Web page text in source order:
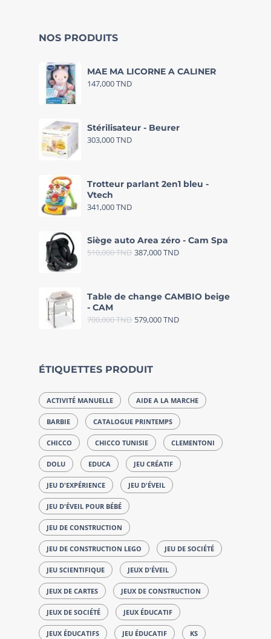
NOS PRODUITS
MAE MA LICORNE A CALINER
147,000TND
Stérilisateur - Beurer
303,000TND
Trotteur parlant 2en1 bleu -
Vtech
341,000TND
Siège auto Area zéro - Cam Spa
510,000TND 387,000TND
Table de change CAMBIO beige
- CAM
700,000TND 579,000TND
ÉTIQUETTES PRODUIT
ACTIVITÉ MANUELLE AIDE A LA MARCHE
BARBIE CATALOGUE PRINTEMPS
CHICCO CHICCO TUNISIE CLEMENTONI
DOLU EDUCA JEU CRÉATIF
JEU D'EXPÉRIENCE JEU D'ÉVEIL
JEU D'ÉVEIL POUR BÉBÉ
JEU DE CONSTRUCTION
JEU DE CONSTRUCTION LEGO JEU DE SOCIÉTÉ
JEU SCIENTIFIQUE JEUX D'ÉVEIL
JEUX DE CARTES JEUX DE CONSTRUCTION
JEUX DE SOCIÉTÉ JEUX ÉDUCATIF
JEUX ÉDUCATIFS JEU ÉDUCATIF KS